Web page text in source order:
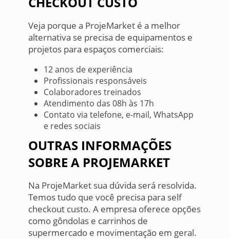
Veja porque a ProjeMarket é a melhor
alternativa se precisa de equipamentos e
projetos para espaços comerciais:
12 anos de experiência
Profissionais responsáveis
Colaboradores treinados
Atendimento das 08h às 17h
Contato via telefone, e-mail, WhatsApp
e redes sociais
OUTRAS INFORMAÇÕES
SOBRE A PROJEMARKET
Na ProjeMarket sua dúvida será resolvida.
Temos tudo que você precisa para self
checkout custo. A empresa oferece opções
como gôndolas e carrinhos de
supermercado e movimentação em geral.